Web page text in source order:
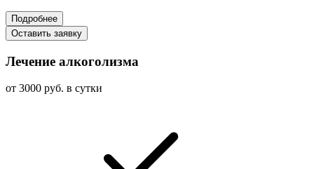
Подробнее
Оставить заявку
Лечение алкоголизма
от 3000 руб. в сутки